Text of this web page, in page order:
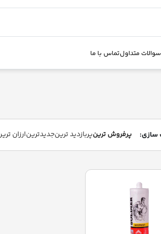
سوالات متداولتماس با ما
پرفروش ترینپربازدید ترینجدیدترینارزان